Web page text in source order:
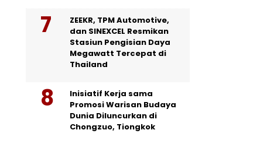
ZEEKR, TPM Automotive,
dan SINEXCEL Resmikan
Stasiun Pengisian Daya
Megawatt Tercepat di
Thailand
Inisiatif Kerja sama
Promosi Warisan Budaya
Dunia Diluncurkan di
Chongzuo, Tiongkok